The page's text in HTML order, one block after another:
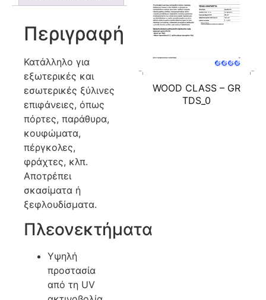
Περιγραφή
Κατάλληλο για
εξωτερικές και
εσωτερικές ξύλινες
επιφάνειες, όπως
πόρτες, παράθυρα,
κουφώματα,
πέργκολες,
φράχτες, κλπ.
Αποτρέπει
σκασίματα ή
ξεφλουδίσματα.
Πλεονεκτήματα
Υψηλή
προστασία
από τη UV
WOOD CLASS – GR
TDS_0